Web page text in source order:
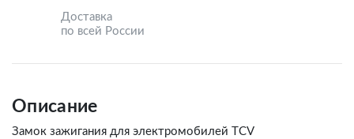
Доставка
по всей России
Описание
Замок зажигания для электромобилей TCV